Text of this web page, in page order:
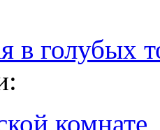
в голубых
комнате